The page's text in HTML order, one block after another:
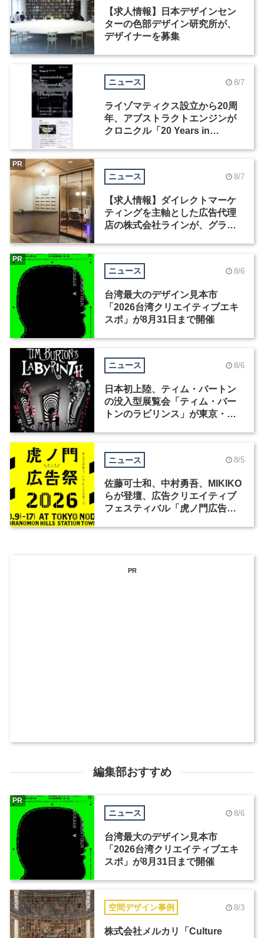
【求人情報】日本デザインセン
ターの色部デザイン研究所が、
デザイナーを募集
ニュース 8/7
ライゾマティクス設立から20周
年、アブストラクトエンジンが
クロニクル「20 Years in
ニュース 8/7
【求人情報】ダイレクトマーケ
ティングを主軸とした広告代理
店の株式会社ラインが、グラフ
PR
ニュース 8/6
台湾最大のデザイン見本市
「2026台湾クリエイティブエキ
スポ」が8月31日まで開催
PR
ニュース 8/6
日本初上陸、ティム・バートン
の没入型展覧会「ティム・バー
トンのラビリンス」が東京・豊
ニュース 8/5
佐藤可士和、中村勇吾、MIKIKO
らが登壇、広告クリエイティブ
フェスティバル「虎ノ門広告
PR
編集部おすすめ
ニュース 8/6
台湾最大のデザイン見本市
「2026台湾クリエイティブエキ
スポ」が8月31日まで開催
PR
空間デザイン事例 8/3
株式会社メルカリ「Culture